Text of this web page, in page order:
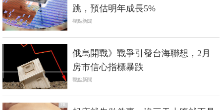
跳，預估明年成長5%
觀點新聞
俄烏開戰》戰爭引發台海聯想，2月
房市信心指標暴跌
觀點新聞
PR